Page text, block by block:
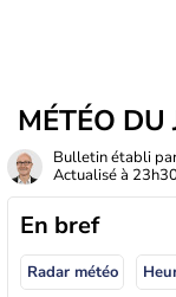
MÉTÉO DU
Bulletin établi
Actualisé à 23h30
En bref
Radar météo